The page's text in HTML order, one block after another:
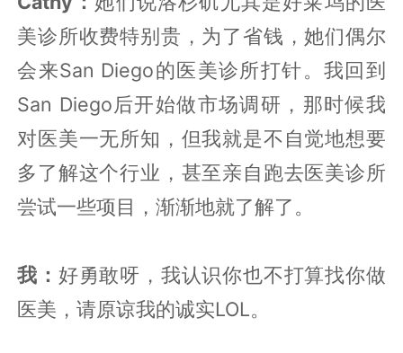
美诊所收费特别贵，为了省钱，她们偶尔
会来San Diego的医美诊所打针。我回到
San Diego后开始做市场调研，那时候我
对医美一无所知，但我就是不自觉地想要
多了解这个行业，甚至亲自跑去医美诊所
尝试一些项目，渐渐地就了解了。
我： 好勇敢呀，我认识你也不打算找你做
医美，请原谅我的诚实LOL。